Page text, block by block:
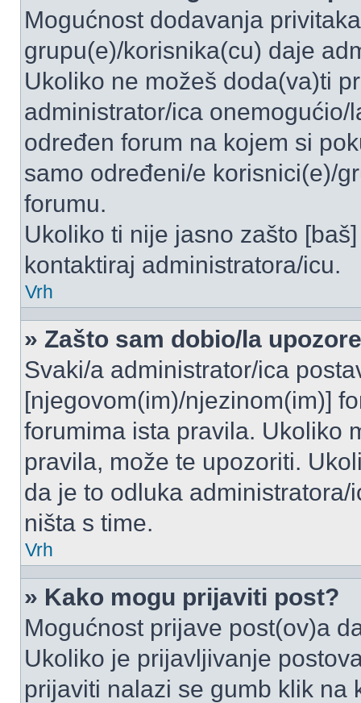
Mogućnost dodavanja
grupu(e)/korisnika(cu) daje
Ukoliko ne možeš doda(va)ti
administrator/ica
određen forum na kojem si
samo određeni/e korisnici(e)/
forumu.
Ukoliko ti nije jasno zašto
kontaktiraj administratora/icu.
Vrh
» Zašto sam dobio/la
Svaki/a administrator/ica
[njegovom(im)/njezinom(im)]
forumima ista pravila. Ukoliko
pravila, može te upozoriti.
da je to odluka
ništa s time.
Vrh
» Kako mogu prijaviti post?
Mogućnost prijave post(ov)a
Ukoliko je prijavljivanje
prijaviti nalazi se gumb klik na